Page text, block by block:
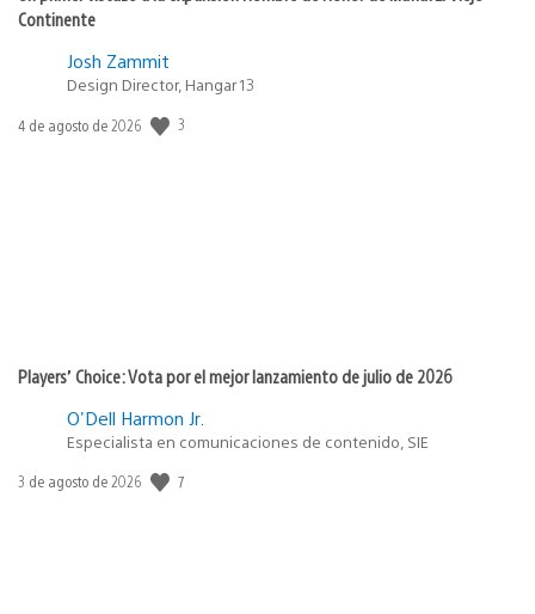
Continente
Josh Zammit
Design Director, Hangar 13
Fecha
4 de agosto de 2026 3
Players’ Choice: Vota por el mejor lanzamiento de julio de 2026
O'Dell Harmon Jr.
Especialista en comunicaciones de contenido, SIE
Fecha
3 de agosto de 2026 7